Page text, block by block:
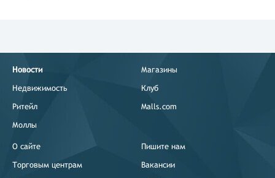
Новости
Недвижимость
Ритейл
Моллы
Магазины
Клуб
Malls.com
О сайте
Торговым центрам
Пишите нам
Вакансии